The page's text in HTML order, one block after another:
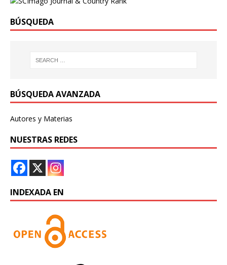
BÚSQUEDA
BÚSQUEDA AVANZADA
Autores y Materias
NUESTRAS REDES
INDEXADA EN